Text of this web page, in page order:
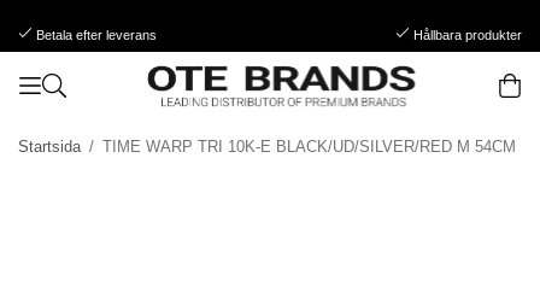
Betala efter leverans Hållbara produkter
Startsida / TIME WARP TRI 10K-E BLACK/UD/SILVER/RED M 54CM